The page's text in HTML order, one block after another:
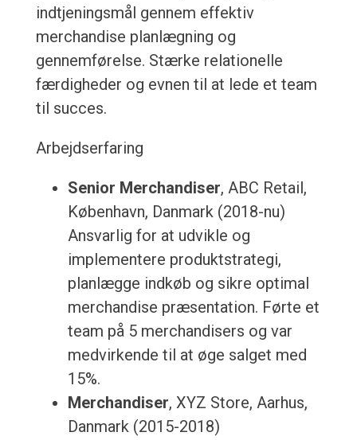
indtjeningsmål gennem effektiv
merchandise planlægning og
gennemførelse. Stærke relationelle
færdigheder og evnen til at lede et team
til succes.
Arbejdserfaring
Senior Merchandiser, ABC Retail,
København, Danmark (2018-nu)
Ansvarlig for at udvikle og
implementere produktstrategi,
planlægge indkøb og sikre optimal
merchandise præsentation. Førte et
team på 5 merchandisers og var
medvirkende til at øge salget med
15%.
Merchandiser, XYZ Store, Aarhus,
Danmark (2015-2018)